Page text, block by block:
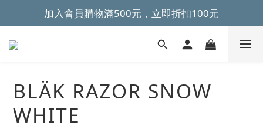
~全館滿499元免運~
加入會員購物滿500元，立即折扣100元
~全館滿499元免運~
BLÄK RAZOR SNOW
WHITE